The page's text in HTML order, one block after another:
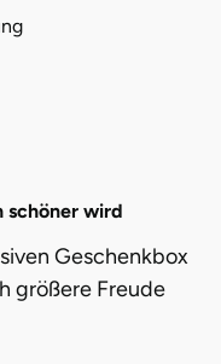
schöner wird
Geschenkbox
größere Freude